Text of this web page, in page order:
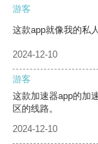
游客
这款app就像我的私
2024-12-10
游客
这款加速器app的加
区的线路。
2024-12-10